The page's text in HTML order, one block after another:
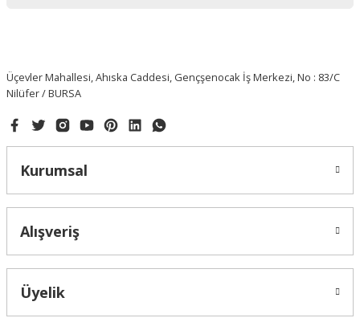
Üçevler Mahallesi, Ahıska Caddesi, Gençşenocak İş Merkezi, No : 83/C
Nilüfer / BURSA
Kurumsal
Alışveriş
Üyelik